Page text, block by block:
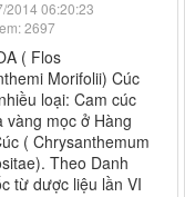
2014 06:20:23
2697
( Flos
Morifolii) Cúc
loại: Cam cúc
vàng mọc ở Hàng
( Chrysanthemum
Theo Danh
từ dược liệu lần VI